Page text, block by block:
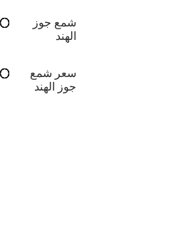
شمع جوز
الهند
سعر شمع
جوز الهند